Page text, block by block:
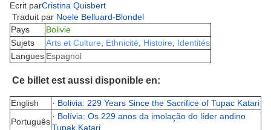
Ecrit parCristina Quisbert
Traduit par Noele Belluard-Blondel
Pays
Bolivie
Sujets
Arts et Culture Ethnicité Histoire
Identités
Langues Espagnol
Ce billet est aussi disponible en:
English · Bolivia: 229 Years Since the Sacrifice of Tupac Katari
Português
· Bolívia: Os 229 anos da imolação do líder andino
Tupak Katari